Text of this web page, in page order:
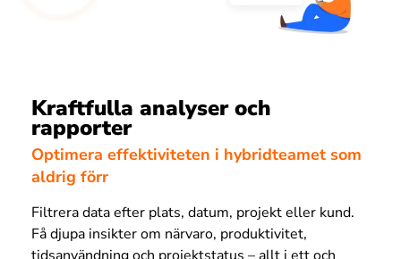
Kraftfulla analyser och
rapporter
Optimera effektiviteten i hybridteamet som
aldrig förr
Filtrera data efter plats, datum, projekt eller kund.
Få djupa insikter om närvaro, produktivitet,